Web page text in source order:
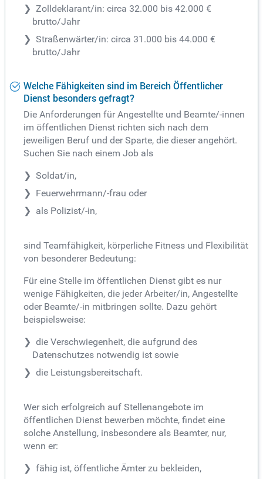
Zolldeklarant/in: circa 32.000 bis 42.000 €
brutto/Jahr
Straßenwärter/in: circa 31.000 bis 44.000 €
brutto/Jahr
Welche Fähigkeiten sind im Bereich Öffentlicher
Dienst besonders gefragt?
Die Anforderungen für Angestellte und Beamte/-innen
im öffentlichen Dienst richten sich nach dem
jeweiligen Beruf und der Sparte, die dieser angehört.
Suchen Sie nach einem Job als
Soldat/in,
Feuerwehrmann/-frau oder
als Polizist/-in,
sind Teamfähigkeit, körperliche Fitness und Flexibilität
von besonderer Bedeutung:
Für eine Stelle im öffentlichen Dienst gibt es nur
wenige Fähigkeiten, die jeder Arbeiter/in, Angestellte
oder Beamte/-in mitbringen sollte. Dazu gehört
beispielsweise:
die Verschwiegenheit, die aufgrund des
Datenschutzes notwendig ist sowie
die Leistungsbereitschaft.
Wer sich erfolgreich auf Stellenangebote im
öffentlichen Dienst bewerben möchte, findet eine
solche Anstellung, insbesondere als Beamter, nur,
wenn er:
fähig ist, öffentliche Ämter zu bekleiden,